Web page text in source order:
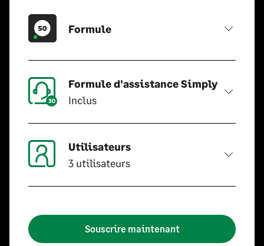
Formule
Formule d'assistance Simply
Inclus
Utilisateurs
3 utilisateurs
Souscrire maintenant